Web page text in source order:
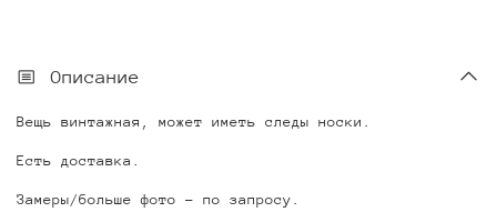
Описание
Вещь винтажная, может иметь следы носки.
Есть доставка.
Замеры/больше фото - по запросу.